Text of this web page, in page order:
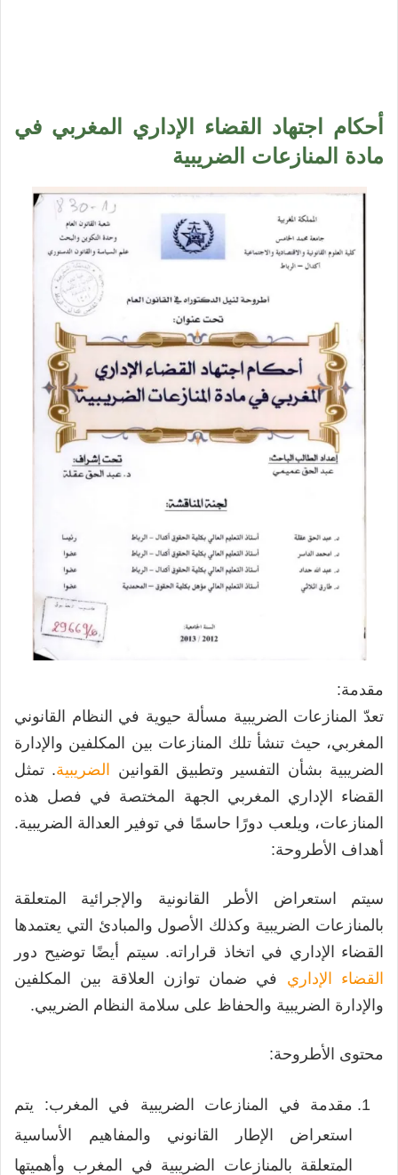
أحكام اجتهاد القضاء الإداري المغربي في
مادة المنازعات الضريبية
مقدمة:
تعدّ المنازعات الضريبية مسألة حيوية في النظام القانوني
المغربي، حيث تنشأ تلك المنازعات بين المكلفين والإدارة
الضريبية بشأن التفسير وتطبيق القوانين الضريبية. تمثل
القضاء الإداري المغربي الجهة المختصة في فصل هذه
المنازعات، ويلعب دورًا حاسمًا في توفير العدالة الضريبية.
أهداف الأطروحة:
سيتم استعراض الأطر القانونية والإجرائية المتعلقة
بالمنازعات الضريبية وكذلك الأصول والمبادئ التي يعتمدها
القضاء الإداري في اتخاذ قراراته. سيتم أيضًا توضيح دور
القضاء الإداري في ضمان توازن العلاقة بين المكلفين
والإدارة الضريبية والحفاظ على سلامة النظام الضريبي.
محتوى الأطروحة:
مقدمة في المنازعات الضريبية في المغرب: يتم
استعراض الإطار القانوني والمفاهيم الأساسية
المتعلقة بالمنازعات الضريبية في المغرب وأهميتها